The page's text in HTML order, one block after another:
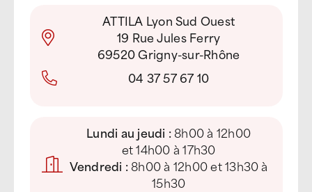
ATTILA Lyon Sud Ouest
19 Rue Jules Ferry
69520 Grigny-sur-Rhône
04 37 57 67 10
Lundi au jeudi :8h00 à 12h00
et 14h00 à 17h30
Vendredi :8h00 à 12h00 et 13h30 à
15h30